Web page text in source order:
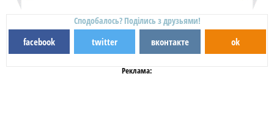
Сподобалось? Поділись з друзьями!
facebook twitter вконтакте ok
Реклама: